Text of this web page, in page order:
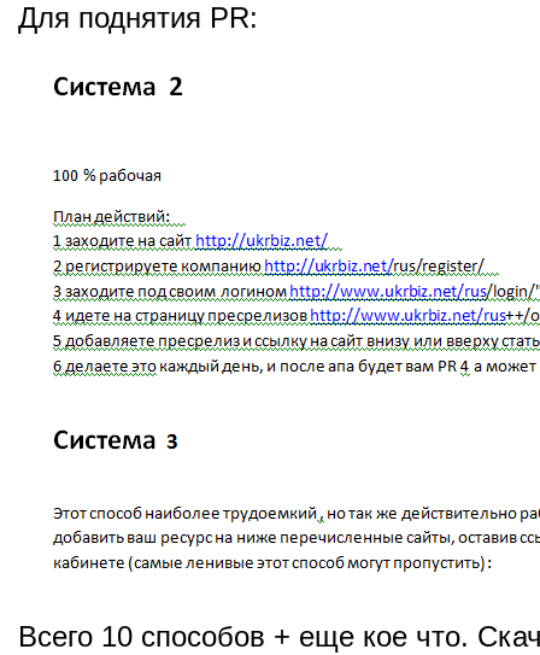
Для поднятия PR:
Всего 10 способов + еще кое что.